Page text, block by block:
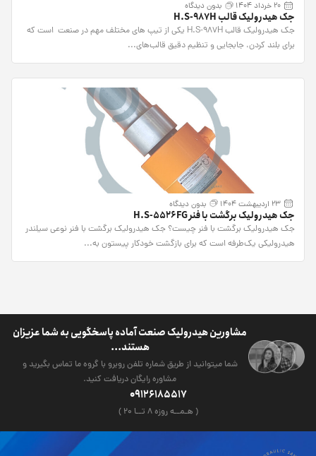
20 خرداد 1404 بدون دیدگاه
جک هیدرولیک قالب H.S-987H
جک هیدرولیک قالب H.S-987H یکی از تیپ های مختلف مهم در صنعت است که
برای بلند کردن، جابجایی و تنظیم دقیق قالب‌های...
23 اردیبهشت 1404 بدون دیدگاه
جک هیدرولیک برگشت با فنر H.S-5526FG
جک هیدرولیک برگشت با فنر چیست؟ جک هیدرولیک برگشت با فنر نوعی سیلندر
هیدرولیکی یک‌طرفه است که برای بازگشت خودکار پیستون به...
مشاورین هیدرولیک صنعت آماده پاسخگویی به شما عزیزان
هستند...
شما میتوانید از طریق شماره تلفن روبرو با گروه ما تماس بگیرید و
مشاوره رایگان دریافت کنید.
09126185517
( هـمــه روزه ۸ تــا ۲۰ )